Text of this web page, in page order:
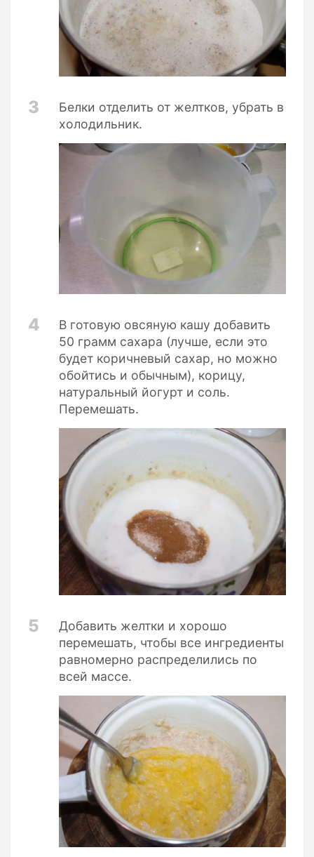
3
Белки отделить от желтков, убрать в
холодильник.
4
В готовую овсяную кашу добавить
50 грамм сахара (лучше, если это
будет коричневый сахар, но можно
обойтись и обычным), корицу,
натуральный йогурт и соль.
Перемешать.
5
Добавить желтки и хорошо
перемешать, чтобы все ингредиенты
равномерно распределились по
всей массе.